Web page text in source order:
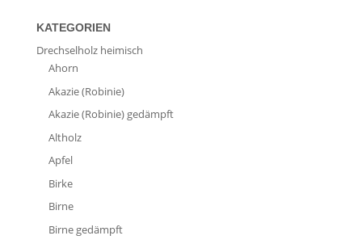
KATEGORIEN
Drechselholz heimisch
Ahorn
Akazie (Robinie)
Akazie (Robinie) gedämpft
Altholz
Apfel
Birke
Birne
Birne gedämpft